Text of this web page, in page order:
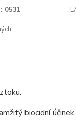
0531
biocidní